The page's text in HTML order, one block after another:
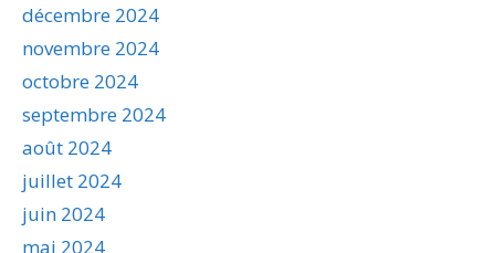
décembre 2024
novembre 2024
octobre 2024
septembre 2024
août 2024
juillet 2024
juin 2024
mai 2024